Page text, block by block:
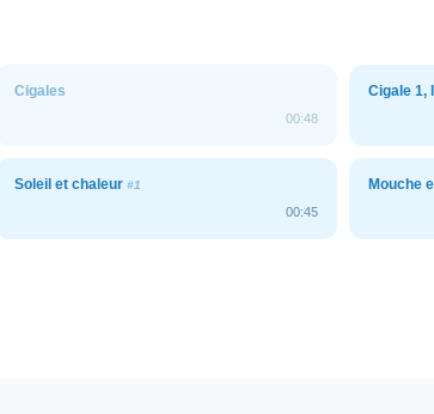
Cigales
00:48
Cigale 1,
Soleil et chaleur #1
00:45
Mouche